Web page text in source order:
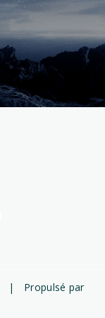
| Propulsé par